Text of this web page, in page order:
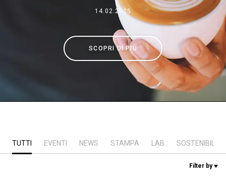
14.02.2025
SCOPRI DI PIÙ
TUTTI EVENTI NEWS STAMPA LAB SOSTENIBILITÀ
Filter by
Sostenibilità